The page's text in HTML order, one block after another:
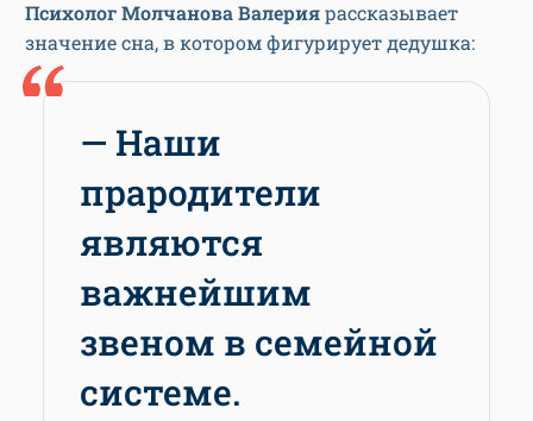
Психолог Молчанова Валериярассказывает
значение сна, в котором фигурирует дедушка:
— Наши
прародители
являются
важнейшим
звеном в семейной
системе.